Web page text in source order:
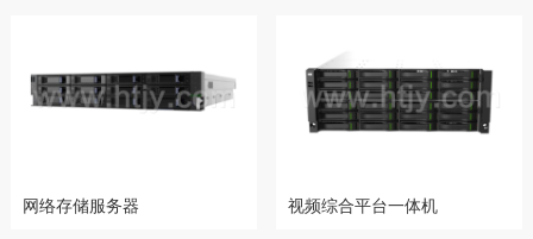
网络存储服务器 视频综合平台一体机